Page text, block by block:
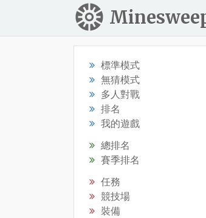
標準模式
無猜模式
多人對戰
排名
我的遊戲
總排名
賽季排名
任務
競技場
裝備